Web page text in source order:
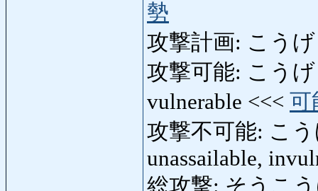
勢
攻撃計画: こう
攻撃可能: こうげ
vulnerable <<< 可
攻撃不可能: こ
unassailable,